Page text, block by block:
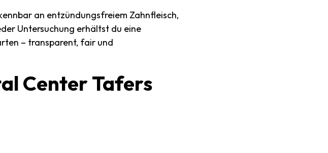
an entzündungsfreiem Zahnfleisch,
Untersuchung erhältst du eine
– transparent, fair und
CenterTafers